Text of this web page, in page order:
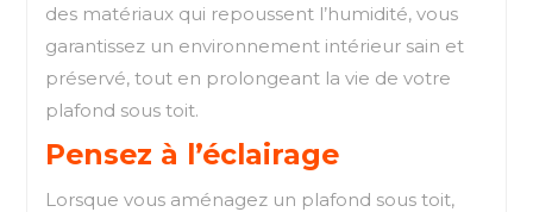
des matériaux qui repoussent l’humidité, vous
garantissez un environnement intérieur sain et
préservé, tout en prolongeant la vie de votre
plafond sous toit.
Pensez à l’éclairage
Lorsque vous aménagez un plafond sous toit,